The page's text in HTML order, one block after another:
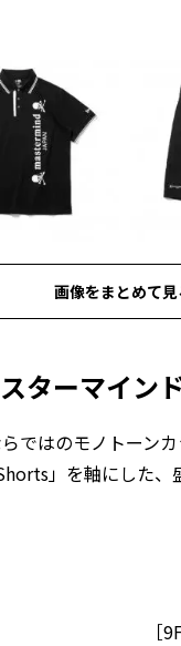
画像をまとめて見
ターマイン
ではのモノトーン
」を軸にした、
［